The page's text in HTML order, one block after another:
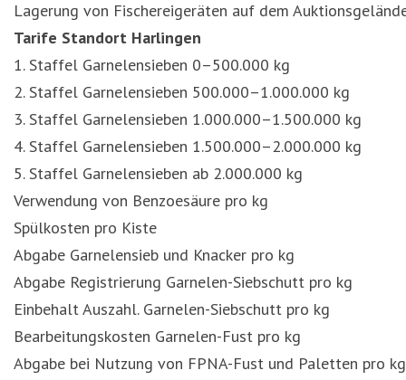
Lagerung von Fischereigeräten auf dem
Tarife Standort Harlingen
1. Staffel Garnelensieben 0–500.000 kg
2. Staffel Garnelensieben 500.000–1.000.000 kg
3. Staffel Garnelensieben 1.000.000–1.500.000 kg
4. Staffel Garnelensieben 1.500.000–2.000.000 kg
5. Staffel Garnelensieben ab 2.000.000 kg
Verwendung von Benzoesäure pro kg
Spülkosten pro Kiste
Abgabe Garnelensieb und Knacker pro kg
Abgabe Registrierung Garnelen-Siebschutt pro kg
Einbehalt Auszahl. Garnelen-Siebschutt pro kg
Bearbeitungskosten Garnelen-Fust pro kg
Abgabe bei Nutzung von FPNA-Fust und Paletten pro kg